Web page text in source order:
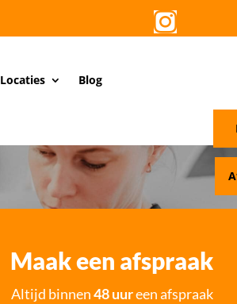

Locaties
Blog
Maak een afspraak
Altijd binnen48 uureen afspraak